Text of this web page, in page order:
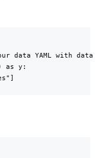
data YAML with
as y: